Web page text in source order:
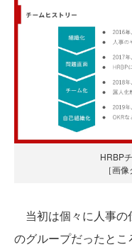
HRBP
［画
当初は個々に人事の
のグループだったと